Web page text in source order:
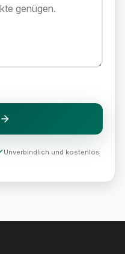
Unverbindlich und kostenlos